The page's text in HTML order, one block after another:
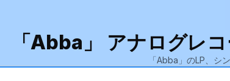
「Abba」 アナログレ
「Abba」のLP、シ